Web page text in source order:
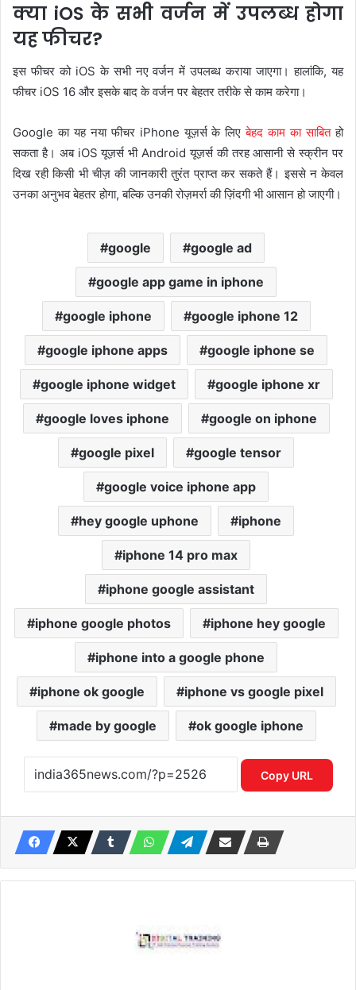
क्या iOS के सभी वर्जन में उपलब्ध होगा
यह फीचर?
इस फीचर को iOS के सभी नए वर्जन में उपलब्ध कराया जाएगा। हालांकि, यह
फीचर iOS 16 और इसके बाद के वर्जन पर बेहतर तरीके से काम करेगा।
Google का यह नया फीचर iPhone यूज़र्स के लिएबेहद काम का साबितहो
सकता है। अब iOS यूज़र्स भी Android यूज़र्स की तरह आसानी से स्क्रीन पर
दिख रही किसी भी चीज़ की जानकारी तुरंत प्राप्त कर सकते हैं। इससे न केवल
उनका अनुभव बेहतर होगा, बल्कि उनकी रोज़मर्रा की ज़िंदगी भी आसान हो जाएगी।
google google ad
google app game in iphone
google iphone google iphone 12
google iphone apps google iphone se
google iphone widget google iphone xr
google loves iphone google on iphone
google pixel google tensor
google voice iphone app
hey google uphone iphone
iphone 14 pro max
iphone google assistant
iphone google photos iphone hey google
iphone into a google phone
iphone ok google iphone vs google pixel
made by google ok google iphone
Copy URL